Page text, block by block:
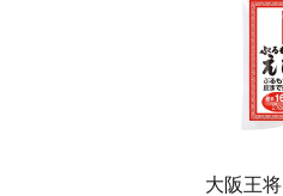
大阪王